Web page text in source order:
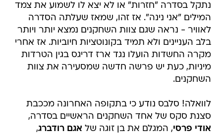
נתקל בסדרה "חזרות" או לא יצא לו לשמוע את צמד
המילים "אני נינה". אז זהו, שמאז שעלתה הסדרה
לאוויר - נראה שגם צוות השחקנים נמצא יותר ויותר
בלב העניינים ולא תמיד בקונוטציות חיוביות. אז אחרי
מקרה החשדות הועלו נגד ארז דריגס בגין הטרדות
מיניות, כעת יש פרשה חדשה שמסעירה את צוות
השחקנים.
לוואלה! סלבס נודע כי בתקופה האחרונה מככבת
סצנת סקס של אחד השחקנים הראשיים בסדרה,
אודי פרסי, המגלם את בן זוגה של אגם רודברג,